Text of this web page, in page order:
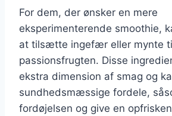
For dem, der ønsker en mere
eksperimenterende smoothie,
at tilsætte ingefær eller mynte
passionsfrugten. Disse
ekstra dimension af smag og
sundhedsmæssige fordele,
fordøjelsen og give en